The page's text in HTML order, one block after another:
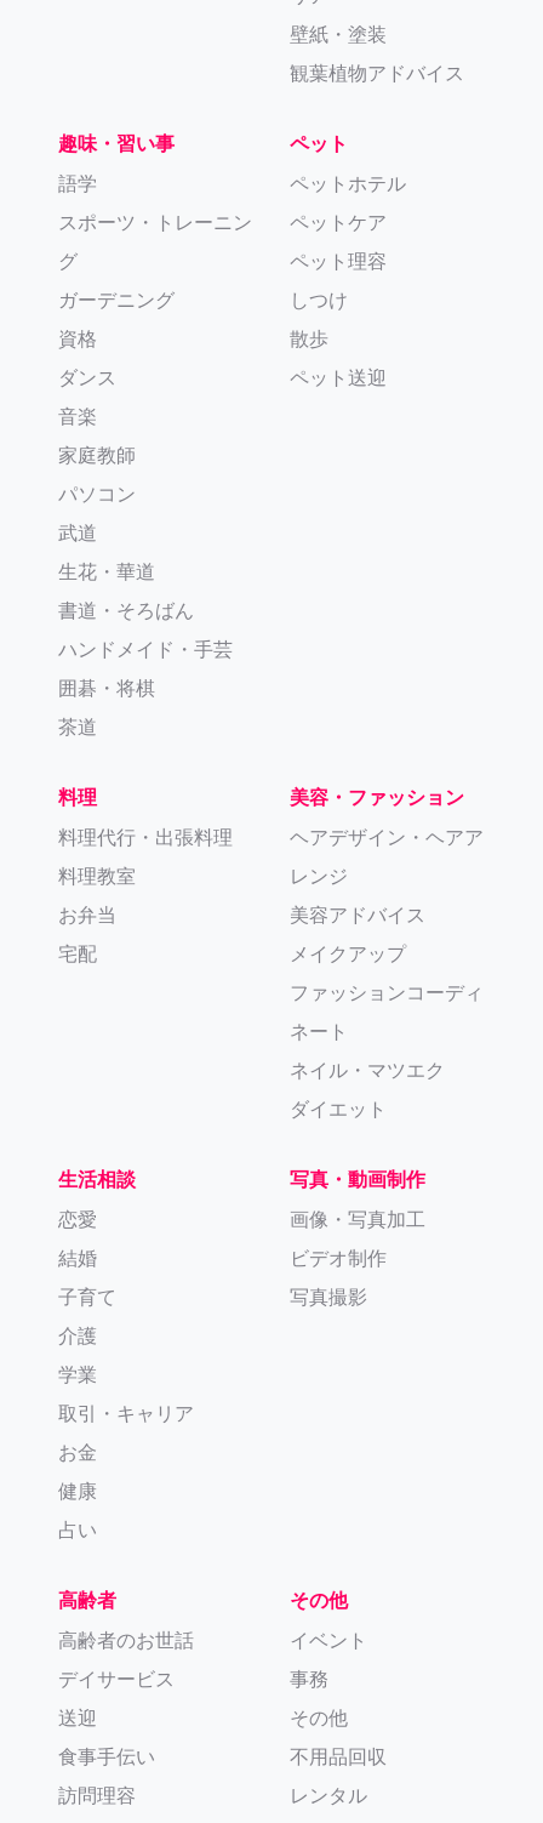
壁紙・塗装
観葉植物アドバイス
趣味・習い事
語学
スポーツ・トレーニン
グ
ガーデニング
資格
ダンス
音楽
家庭教師
パソコン
武道
生花・華道
書道・そろばん
ハンドメイド・手芸
囲碁・将棋
茶道
ペット
ペットホテル
ペットケア
ペット理容
しつけ
散歩
ペット送迎
料理
料理代行・出張料理
料理教室
お弁当
宅配
美容・ファッション
ヘアデザイン・ヘアア
レンジ
美容アドバイス
メイクアップ
ファッションコーディ
ネート
ネイル・マツエク
ダイエット
生活相談
恋愛
結婚
子育て
介護
学業
取引・キャリア
お金
健康
占い
写真・動画制作
画像・写真加工
ビデオ制作
写真撮影
高齢者
高齢者のお世話
デイサービス
送迎
食事手伝い
訪問理容
その他
イベント
事務
その他
不用品回収
レンタル